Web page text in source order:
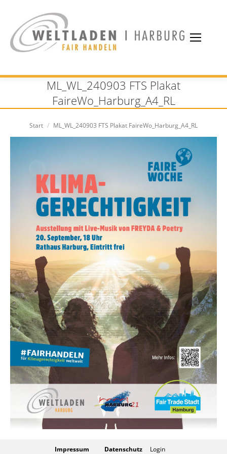
ML_WL_240903 FTS Plakat
FaireWo_Harburg_A4_RL
Sie befinden sich hier:
Start ML_WL_240903 FTS Plakat FaireWo_Harburg_A4_RL
Impressum Datenschutz Login